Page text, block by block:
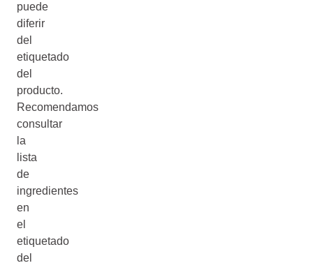
puede
diferir
del
etiquetado
del
producto.
Recomendamos
consultar
la
lista
de
ingredientes
en
el
etiquetado
del